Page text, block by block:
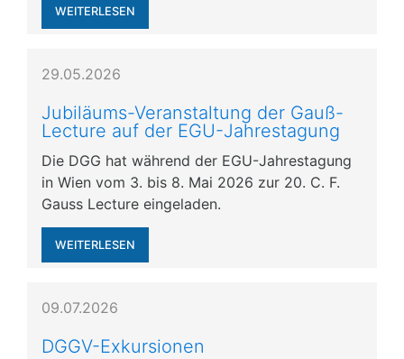
WEITERLESEN
29.05.2026
Jubiläums-Veranstaltung der Gauß-
Lecture auf der EGU-Jahrestagung
Die DGG hat während der EGU-Jahrestagung
in Wien vom 3. bis 8. Mai 2026 zur 20. C. F.
Gauss Lecture eingeladen.
WEITERLESEN
09.07.2026
DGGV-Exkursionen